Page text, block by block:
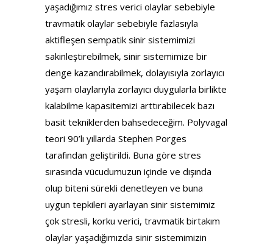
yaşadığımız stres verici olaylar sebebiyle
travmatik olaylar sebebiyle fazlasıyla
aktifleşen sempatik sinir sistemimizi
sakinleştirebilmek, sinir sistemimize bir
denge kazandırabilmek, dolayısıyla zorlayıcı
yaşam olaylarıyla zorlayıcı duygularla birlikte
kalabilme kapasitemizi arttırabilecek bazı
basit tekniklerden bahsedeceğim. Polyvagal
teori 90’lı yıllarda Stephen Porges
tarafından geliştirildi. Buna göre stres
sırasında vücudumuzun içinde ve dışında
olup biteni sürekli denetleyen ve buna
uygun tepkileri ayarlayan sinir sistemimiz
çok stresli, korku verici, travmatik birtakım
olaylar yaşadığımızda sinir sistemimizin